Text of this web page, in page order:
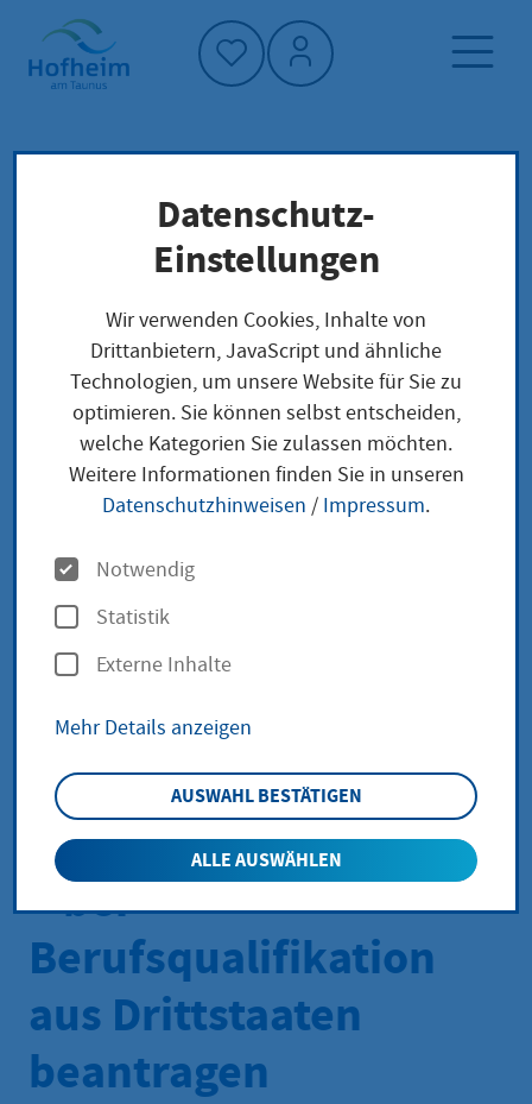
Startseite"
Dienstleistung-Finder
Lokale Anliegen
Staatliche Anerkennung als "Gesundheits- und
Kinderkrankenpflegerin" oder "Gesundheits-
und Kinderkrankenpfleger" bei
Berufsqualifikation aus Drittstaaten
beantragen
Staatliche
Anerkennung als
"Gesundheits- und
Kinderkrankenpfleger
in" oder
"Gesundheits- und
Kinderkrankenpfleger
" bei
Berufsqualifikation
aus Drittstaaten
beantragen
Datenschutz-
Einstellungen
Wir verwenden Cookies, Inhalte von
Drittanbietern, JavaScript und ähnliche
Technologien, um unsere Website für Sie zu
optimieren. Sie können selbst entscheiden,
welche Kategorien Sie zulassen möchten.
Weitere Informationen finden Sie in unseren
Datenschutzhinweisen / Impressum.
O
p
t
i
e
n
Notwendig
Statistik
Externe Inhalte
Mehr Details anzeigen
AUSWAHL BESTÄTIGEN
ALLE AUSWÄHLEN